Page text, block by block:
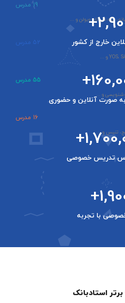
سه تار، تار، ویولن و ...
19 مدرس
52 مدرس
و ...
55 مدرس
تنیس و ...
16 مدرس
خارج از کشور
صورت آنلاین و حضوری
تدریس خصوصی
با تجربه
استادبانک